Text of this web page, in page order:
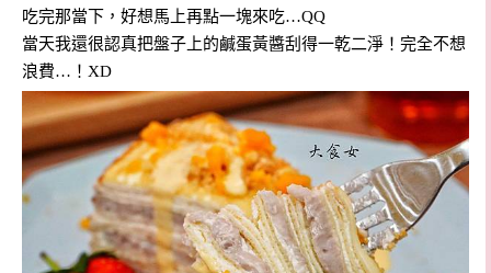
吃完那當下，好想馬上再點一塊來吃…QQ
當天我還很認真把盤子上的鹹蛋黃醬刮得一乾二淨！完全不想
浪費…！XD